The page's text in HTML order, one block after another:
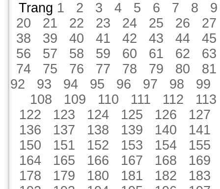
Trang 1 2 3 4 5 6 7 8
9
20
21 22 23 24 25 26
27
38
39 40 41 42 43 44
45
56
57 58 59 60 61 62
63
74
75 76 77 78 79 80
81
92
93 94 95 96 97 98
99
108
109 110 111 112
113
122
123 124 125 126
127
136
137 138 139 140
141
150
151 152 153 154
155
164
165 166 167 168
169
178
179 180 181 182
183